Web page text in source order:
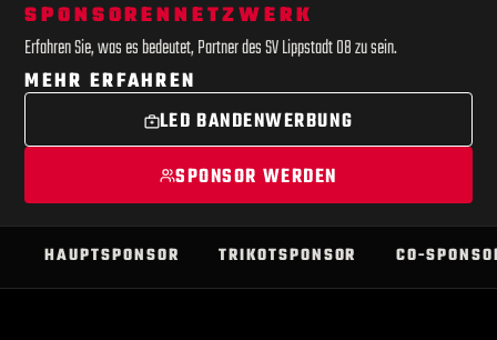
SPONSORENNETZWERK
Erfahren Sie, was es bedeutet, Partner des SV Lippstadt 08 zu sein.
MEHR ERFAHREN
LED BANDENWERBUNG
SPONSOR WERDEN
HAUPTSPONSOR TRIKOTSPONSOR CO-